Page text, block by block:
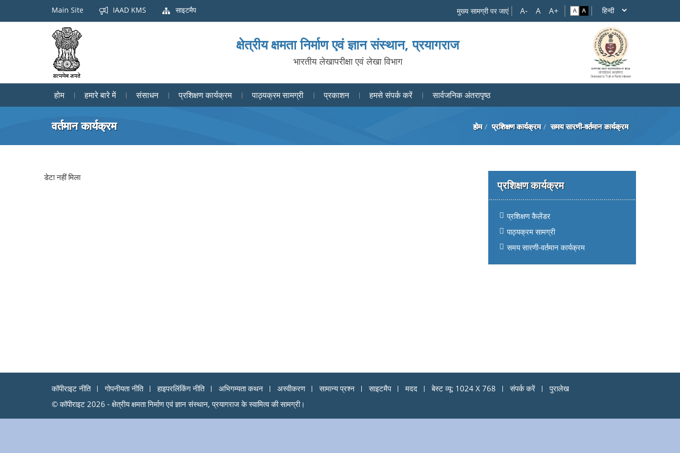
Main Site IAAD KMS साइटमैप मुख्य सामग्री पर जाएं
क्षेत्रीय क्षमता निर्माण एवं ज्ञान संस्थान, प्रयागराज
भारतीय लेखापरीक्षा एवं लेखा विभाग
होम हमारे बारे में संसाधन प्रशिक्षण कार्यक्रम पाठ्यक्रम सामग्री प्रकाशन हमसे संपर्क करें सार्वजनिक अंतरापृष्ठ
वर्तमान कार्यक्रम होम प्रशिक्षण कार्यक्रम समय सारणी-वर्तमान कार्यक्रम
प्रशिक्षण कार्यक्रम
प्रशिक्षण कैलेंडर
पाठ्यक्रम सामग्री
समय सारणी-वर्तमान कार्यक्रम
डेटा नहीं मिला
कॉपीराइट नीति गोपनीयता नीति हाइपरलिंकिंग नीति अभिगम्यता कथन अस्वीकरण सामान्य प्रश्न साइटमैप मदद बेस्ट व्यू: 1024 X 768 संपर्क करें
पुरालेख
© कॉपीराइट 2026 - क्षेत्रीय क्षमता निर्माण एवं ज्ञान संस्थान, प्रयागराज के स्वामित्व की सामग्री।